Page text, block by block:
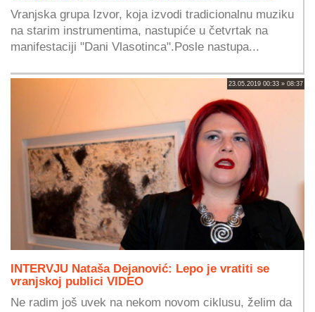
Vranjska grupa Izvor, koja izvodi tradicionalnu muziku
na starim instrumentima, nastupiće u četvrtak na
manifestaciji "Dani Vlasotinca".Posle nastupa...
23.05.2019 00:33 » 08:37
INTERVJU Nataša Dejanović: Lepo je vratiti se
vranjskoj publici VIDEO
Ne radim još uvek na nekom novom ciklusu, želim da